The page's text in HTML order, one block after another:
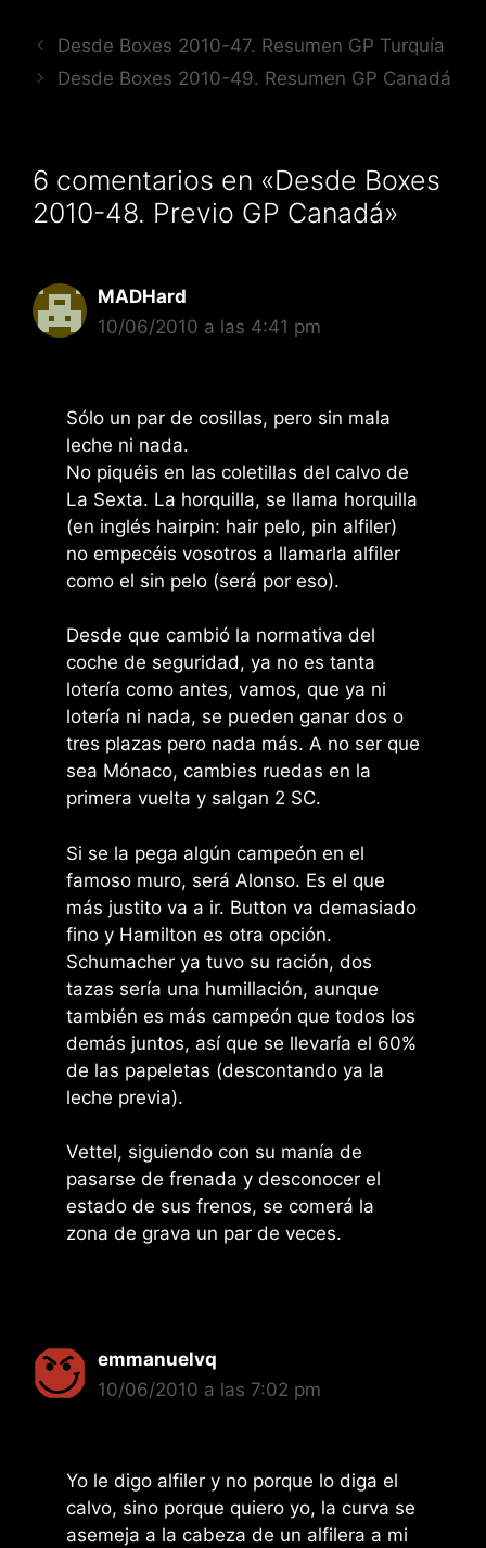
Desde Boxes 2010-47. Resumen GP Turquía
Desde Boxes 2010-49. Resumen GP Canadá
6 comentarios en «Desde Boxes
2010-48. Previo GP Canadá»
MADHard
10/06/2010 a las 4:41 pm
Sólo un par de cosillas, pero sin mala
leche ni nada.
No piquéis en las coletillas del calvo de
La Sexta. La horquilla, se llama horquilla
(en inglés hairpin: hair pelo, pin alfiler)
no empecéis vosotros a llamarla alfiler
como el sin pelo (será por eso).
Desde que cambió la normativa del
coche de seguridad, ya no es tanta
lotería como antes, vamos, que ya ni
lotería ni nada, se pueden ganar dos o
tres plazas pero nada más. A no ser que
sea Mónaco, cambies ruedas en la
primera vuelta y salgan 2 SC.
Si se la pega algún campeón en el
famoso muro, será Alonso. Es el que
más justito va a ir. Button va demasiado
fino y Hamilton es otra opción.
Schumacher ya tuvo su ración, dos
tazas sería una humillación, aunque
también es más campeón que todos los
demás juntos, así que se llevaría el 60%
de las papeletas (descontando ya la
leche previa).
Vettel, siguiendo con su manía de
pasarse de frenada y desconocer el
estado de sus frenos, se comerá la
zona de grava un par de veces.
emmanuelvq
10/06/2010 a las 7:02 pm
Yo le digo alfiler y no porque lo diga el
calvo, sino porque quiero yo, la curva se
asemeja a la cabeza de un alfilera a mi